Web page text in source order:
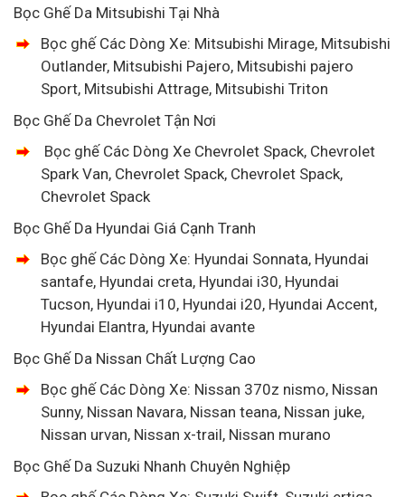
Bọc Ghế Da Mitsubishi Tại Nhà
Bọc ghế Các Dòng Xe: Mitsubishi Mirage, Mitsubishi
Outlander, Mitsubishi Pajero, Mitsubishi pajero
Sport, Mitsubishi Attrage, Mitsubishi Triton
Bọc Ghế Da Chevrolet Tận Nơi
Bọc ghế Các Dòng Xe Chevrolet Spack, Chevrolet
Spark Van, Chevrolet Spack, Chevrolet Spack,
Chevrolet Spack
Bọc Ghế Da Hyundai Giá Cạnh Tranh
Bọc ghế Các Dòng Xe: Hyundai Sonnata, Hyundai
santafe, Hyundai creta, Hyundai i30, Hyundai
Tucson, Hyundai i10, Hyundai i20, Hyundai Accent,
Hyundai Elantra, Hyundai avante
Bọc Ghế Da Nissan Chất Lượng Cao
Bọc ghế Các Dòng Xe: Nissan 370z nismo, Nissan
Sunny, Nissan Navara, Nissan teana, Nissan juke,
Nissan urvan, Nissan x-trail, Nissan murano
Bọc Ghế Da Suzuki Nhanh Chuyên Nghiệp